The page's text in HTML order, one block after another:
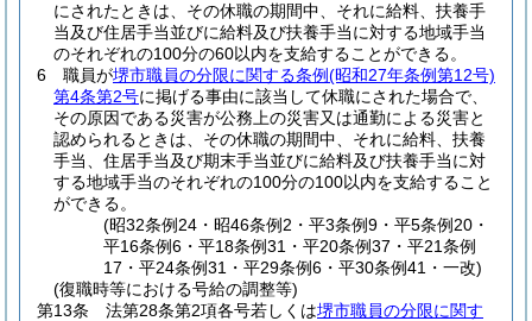
にされたときは、その休職の期間中、それに給料、扶養手
当及び住居手当並びに給料及び扶養手当に対する地域手当
のそれぞれの100分の60以内を支給することができる。
6
職員が堺市職員の分限に関する条例(昭和27年条例第12号)
第4条第2号に掲げる事由に該当して休職にされた場合で、
その原因である災害が公務上の災害又は通勤による災害と
認められるときは、その休職の期間中、それに給料、扶養
手当、住居手当及び期末手当並びに給料及び扶養手当に対
する地域手当のそれぞれの100分の100以内を支給すること
ができる。
(昭32条例24・昭46条例2・平3条例9・平5条例20・
平16条例6・平18条例31・平20条例37・平21条例
17・平24条例31・平29条例6・平30条例41・一改)
(復職時等における号給の調整等)
第13条
法第28条第2項各号若しくは堺市職員の分限に関す